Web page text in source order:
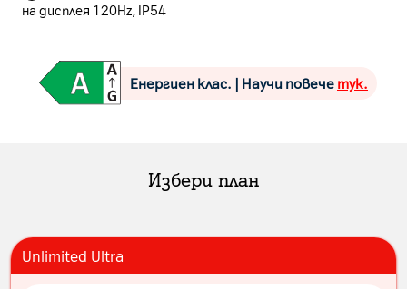
на дисплея 120Hz, IP54
Енергиен клас. | Научи повече тук.
Избери план
Unlimited Ultra